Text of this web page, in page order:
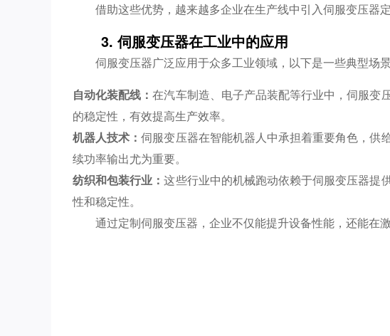
借助这些优势，越来越多企业在生产线中引入伺服变压器
3. 伺服变压器在工业中的应用
伺服变压器广泛应用于众多工业领域，以下是一些典型场景
自动化装配线：在汽车制造、电子产品装配等行业中，伺服变
的稳定性，有效提高生产效率。
机器人技术：伺服变压器在智能机器人中承担着重要角色，供
续功率输出尤为重要。
纺织和包装行业：这些行业中的机械跑动依赖于伺服变压器提
性和稳定性。
通过定制伺服变压器，企业不仅能提升设备性能，还能在